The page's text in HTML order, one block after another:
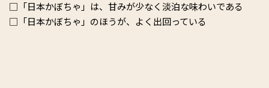
□「日本かぼちゃ」は、甘みが少なく淡泊な味わいである
□「日本かぼちゃ」のほうが、よく出回っている